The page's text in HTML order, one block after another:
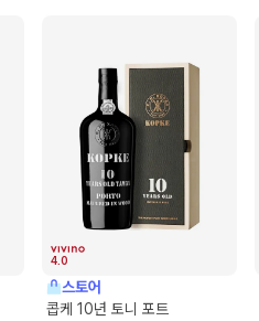
4.0
스토어
콥케 10년 토니 포트